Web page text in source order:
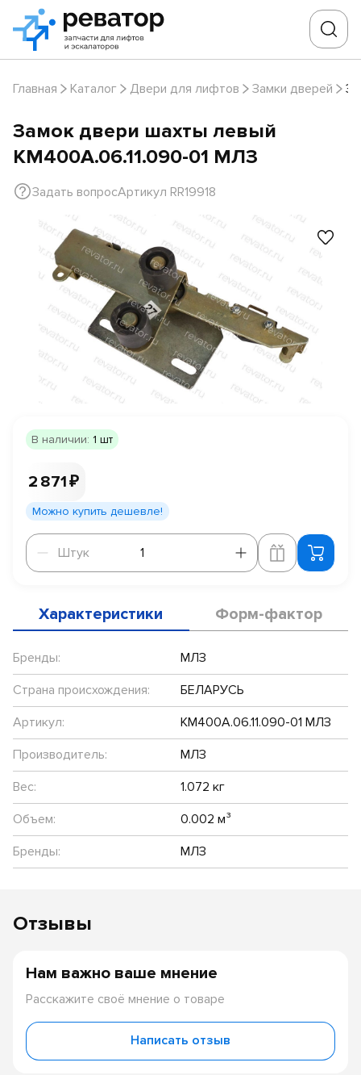
Главная Каталог Двери для лифтов Замки дверей
Замок двери шахты левый
КМ400А.06.11.090-01 МЛЗ
Задать вопросАртикул RR19918
В наличии: 1 шт
2 871 ₽
Можно купить дешевле!
Штук
Штук
Характеристики Форм-фактор
Бренды:
МЛЗ
Страна происхождения:
БЕЛАРУСЬ
Артикул:
КМ400А.06.11.090-01 МЛЗ
Производитель:
МЛЗ
Вес:
1.072 кг
Объем:
0.002 м³
Бренды:
МЛЗ
Отзывы
Нам важно ваше мнение
Расскажите своё мнение о товаре
Написать отзыв